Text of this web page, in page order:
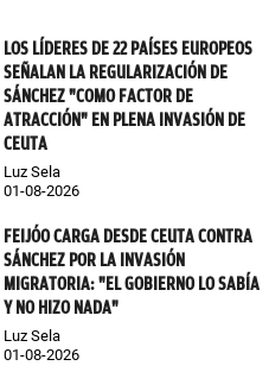
LOS LÍDERES DE 22 PAÍSES EUROPEOS
SEÑALAN LA REGULARIZACIÓN DE
SÁNCHEZ "COMO FACTOR DE
ATRACCIÓN" EN PLENA INVASIÓN DE
CEUTA
Luz Sela
01-08-2026
FEIJÓO CARGA DESDE CEUTA CONTRA
SÁNCHEZ POR LA INVASIÓN
MIGRATORIA: "EL GOBIERNO LO SABÍA
Y NO HIZO NADA"
Luz Sela
01-08-2026